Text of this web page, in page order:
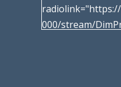
000/stream/